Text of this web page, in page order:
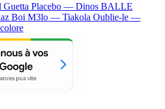
Placebo — Dinos BALLE
Boi M3lo — Tiakola Oublie-le —